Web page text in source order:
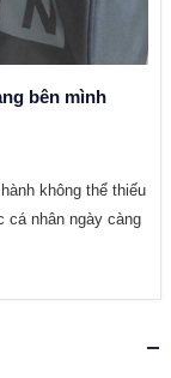
bên mình
không thể thiếu
cá nhân ngày càng